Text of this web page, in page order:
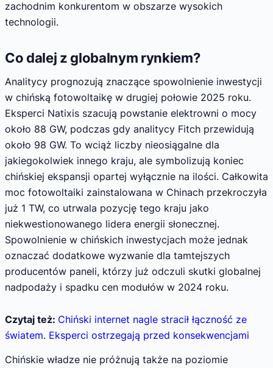
zachodnim konkurentom w obszarze wysokich
technologii.
Co dalej z globalnym rynkiem?
Analitycy prognozują znaczące spowolnienie inwestycji
w chińską fotowoltaikę w drugiej połowie 2025 roku.
Eksperci Natixis szacują powstanie elektrowni o mocy
około 88 GW, podczas gdy analitycy Fitch przewidują
około 98 GW. To wciąż liczby nieosiągalne dla
jakiegokolwiek innego kraju, ale symbolizują koniec
chińskiej ekspansji opartej wyłącznie na ilości. Całkowita
moc fotowoltaiki zainstalowana w Chinach przekroczyła
już 1 TW, co utrwala pozycję tego kraju jako
niekwestionowanego lidera energii słonecznej.
Spowolnienie w chińskich inwestycjach może jednak
oznaczać dodatkowe wyzwanie dla tamtejszych
producentów paneli, którzy już odczuli skutki globalnej
nadpodaży i spadku cen modułów w 2024 roku.
Czytaj też: Chiński internet nagle stracił łączność ze
światem. Eksperci ostrzegają przed konsekwencjami
Chińskie władze nie próżnują także na poziomie